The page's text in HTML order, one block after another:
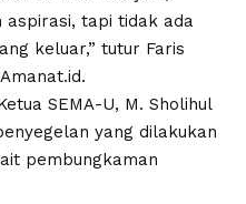
tapi tidak ada
keluar,” tutur Faris
Amanat.id.
SEMA-U, M. Sholihul
yang dilakukan
pembungkaman